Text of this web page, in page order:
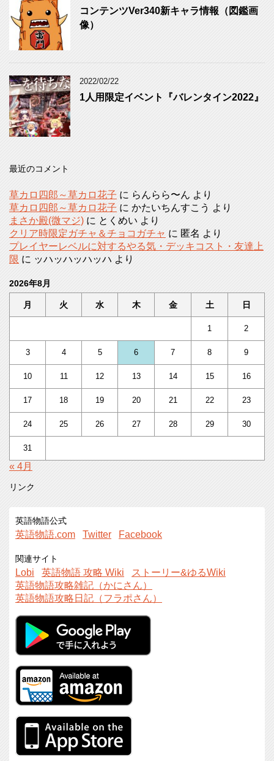
コンテンツVer340新キャラ情報（図鑑画
像）
2022/02/22
1人用限定イベント『バレンタイン2022』
最近のコメント
草カロ四郎～草カロ花子 に らんらら〜ん より
草カロ四郎～草カロ花子 に かたいちんすこう より
まさか殿(微マジ) に とくめい より
クリア時限定ガチャ＆チョコガチャ に 匿名 より
プレイヤーレベルに対するやる気・デッキコスト・友達上
限 に ッハッハッハッハ より
2026年8月
月 火 水 木 金 土 日
1 2
3 4 5 6 7 8 9
10 11 12 13 14 15 16
17 18 19 20 21 22 23
24 25 26 27 28 29 30
31
« 4月
リンク
英語物語公式
英語物語.com Twitter Facebook
関連サイト
Lobi 英語物語 攻略 Wiki
ストーリー&ゆるWiki
英語物語攻略雑記（かにさん）
英語物語攻略日記（フラポさん）